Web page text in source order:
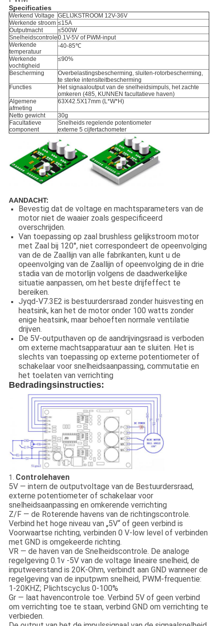
Specificaties
Werkend Voltage GELIJKSTROOM 12V-36V
Werkende stroom ≤15A
Outputmacht
≤500W
Snelheidscontrole0.1V-5V of PWM-input
Werkende
temperatuur
-40-85℃
Werkende
vochtigheid
≤90%
Bescherming
Overbelastingsbescherming, sluiten-rotorbescherming,
te sterke intensiteitbescherming
Functies
Het signaaloutput van de snelheidsimpuls, het zachte
omkeren (485, KUNNEN facultatieve haven)
Algemene
afmeting
63X42.5X17mm (L*W*H)
Netto gewicht
30g
Facultatieve
component
Snelheids regelende potentiometer
externe 5 cijfertachometer
AANDACHT:
Bevestig dat de voltage en machtsparameters van de
motor niet de waaier zoals gespecificeerd
overschrijden.
Van toepassing op zaal brushless gelijkstroom motor
met Zaal bij 120°, niet correspondeert de opeenvolging
van de de Zaallijn van alle fabrikanten, kunt u de
opeenvolging van de Zaallijn of opeenvolging de in drie
stadia van de motorlijn volgens de daadwerkelijke
situatie aanpassen, om het beste drijfeffect te
bereiken.
Jyqd-V7.3E2 is bestuurdersraad zonder huisvesting en
heatsink, kan het de motor onder 100 watts zonder
enige heatsink, maar behoeften normale ventilatie
drijven.
De 5V-outputhaven op de aandrijvingsraad is verboden
om externe machtsapparatuur aan te sluiten. Het is
slechts van toepassing op externe potentiometer of
schakelaar voor snelheidsaanpassing, commutatie en
het toelaten van verrichting
Bedradingsinstructies:
1. Controlehaven
5V — intern de outputvoltage van de Bestuurdersraad,
externe potentiometer of schakelaar voor
snelheidsaanpassing en omkerende verrichting
Z/F — de Roterende havens van de richtingscontrole.
Verbind het hoge niveau van „5V“ of geen verbind is
Voorwaartse richting, verbinden 0 V-low level of verbinden
met GND is omgekeerde richting.
VR — de haven van de Snelheidscontrole. De analoge
regelgeving 0.1v -5V van de voltage lineaire snelheid, de
inputweerstand is 20K-Ohm, verbindt aan GND wanneer de
regelgeving van de inputpwm snelheid, PWM-frequentie:
1-20KHZ; Plichtscyclus 0-100%
Gr — laat havencontrole toe. Verbind 5V of geen verbind
om verrichting toe te staan, verbind GND om verrichting te
verbieden.